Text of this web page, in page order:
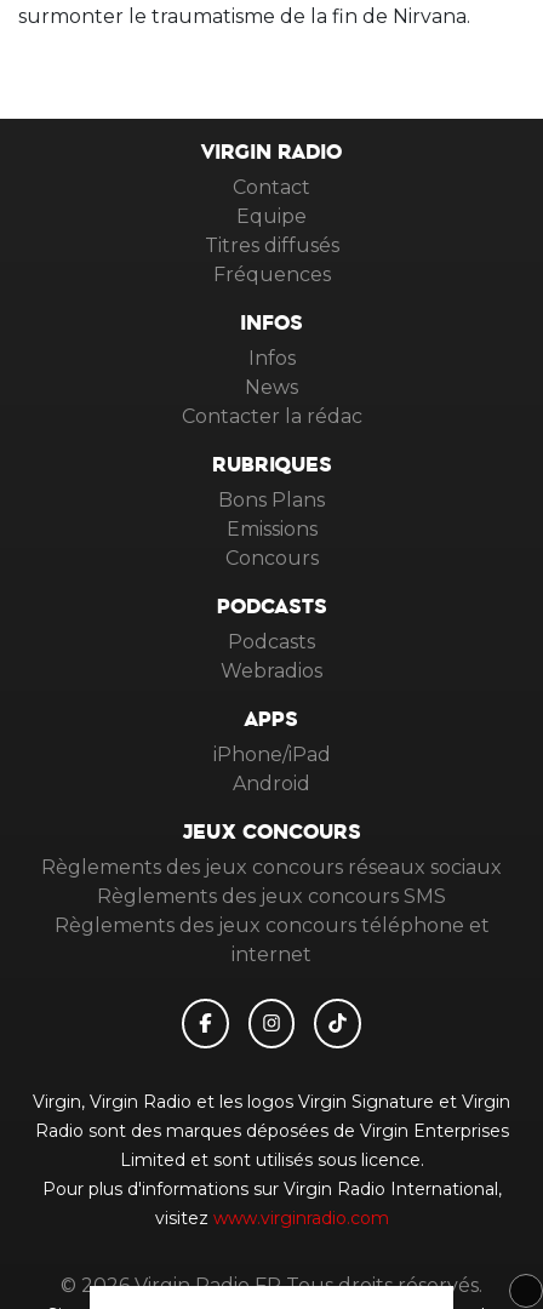
surmonter le traumatisme de la fin de Nirvana.
VIRGIN RADIO
Contact
Equipe
Titres diffusés
Fréquences
INFOS
Infos
News
Contacter la rédac
RUBRIQUES
Bons Plans
Emissions
Concours
PODCASTS
Podcasts
Webradios
APPS
iPhone/iPad
Android
JEUX CONCOURS
Règlements des jeux concours réseaux sociaux
Règlements des jeux concours SMS
Règlements des jeux concours téléphone et
internet
Virgin, Virgin Radio et les logos Virgin Signature et Virgin
Radio sont des marques déposées de Virgin Enterprises
Limited et sont utilisés sous licence.
Pour plus d'informations sur Virgin Radio International,
visitez www.virginradio.com
© 2026 Virgin Radio FR Tous droits réservés.